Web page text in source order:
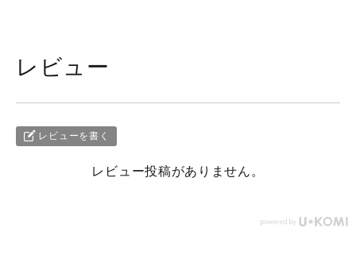
レビュー
レビューを書く
レビュー投稿がありません。